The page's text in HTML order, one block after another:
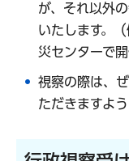
が、それ以外
いたします。
災センターで開
視察の際は、
ただきますよ